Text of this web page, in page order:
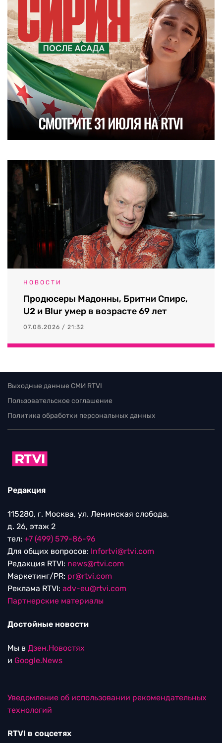
НОВОСТИ
Продюсеры Мадонны, Бритни Спирс,
U2 и Blur умер в возрасте 69 лет
07.08.2026 / 21:32
Выходные данные СМИ RTVI
Пользовательское соглашение
Политика обработки персональных данных
Редакция
115280, г. Москва, ул. Ленинская слобода,
д. 26, этаж 2
тел: +7 (499) 579-86-96
Для общих вопросов: Infortvi@rtvi.com
Редакция RTVI: news@rtvi.com
Маркетинг/PR: pr@rtvi.com
Реклама RTVI: adv-eu@rtvi.com
Партнерские материалы
Достойные новости
Мы в Дзен.Новостях
и Google.News
Уведомление об использовании рекомендательных
технологий
RTVI в соцсетях